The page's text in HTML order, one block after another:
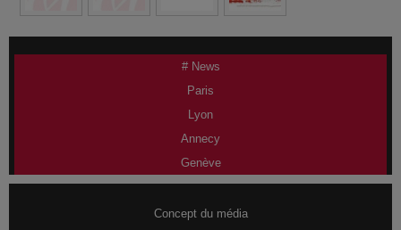
# News
Paris
Lyon
Annecy
Genève
Concept du média